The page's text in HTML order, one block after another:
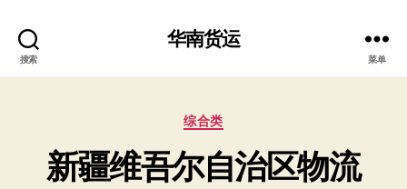
搜索
华南货运
菜单
分
综合类
新疆维吾尔自治区物流